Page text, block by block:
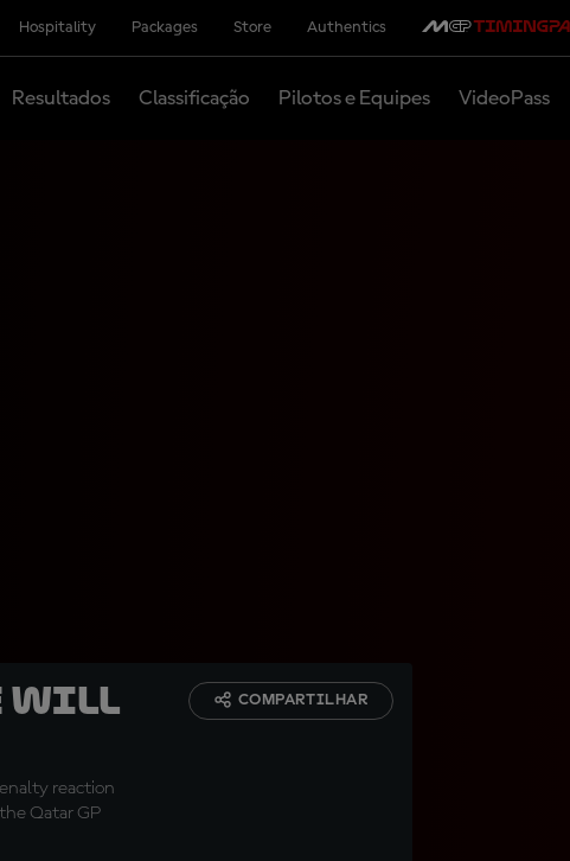
Hospitality Packages Store Authentics
Resultados Classificação Pilotos e Equipes VideoPass
will
reaction
Qatar GP
COMPARTILHAR